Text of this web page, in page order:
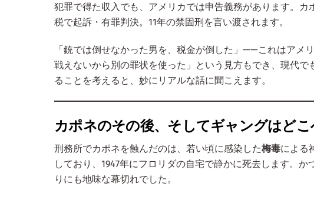
犯罪で得た収入でも、アメリカでは申告義務があります。
税で起訴・有罪判決。11年の禁固刑を言い渡されます。
「銃では倒せなかった男を、税金が倒した」——これはアメ
戦えないから別の罪状を使った」という見方もでき、現代
ることを考えると、妙にリアルな話に聞こえます。
カポネのその後、そしてギャングはど
刑務所でカポネを蝕んだのは、若い頃に感染した梅毒による
しており、1947年にフロリダの自宅で静かに死去します。
りにも地味な幕切れでした。